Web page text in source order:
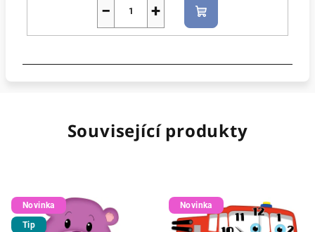
+
−
Do
košíku
Související produkty
Novinka
Tip
Novinka